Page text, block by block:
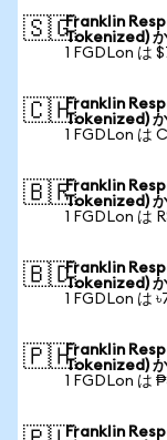
🇸🇬Franklin
Tokenized)
1 FGDLon は
🇨🇭Franklin
Tokenized)
1 FGDLon は
🇧🇷Franklin
Tokenized)
1 FGDLon は
🇧🇩Franklin
Tokenized)
1 FGDLon は
🇵🇭Franklin
Tokenized)
1 FGDLon は
Franklin